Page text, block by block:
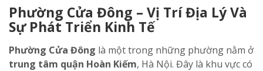
Phường Cửa Đông – Vị Trí Địa Lý Và
Sự Phát Triển Kinh Tế
Phường Cửa Đông là một trong những phường nằm ở
trung tâm quận Hoàn Kiếm, Hà Nội. Đây là khu vực có